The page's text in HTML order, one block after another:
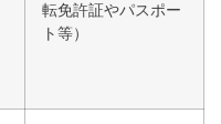
転免許証やパスポー
ト等）